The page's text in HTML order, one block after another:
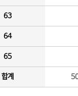
63
64
65
합계